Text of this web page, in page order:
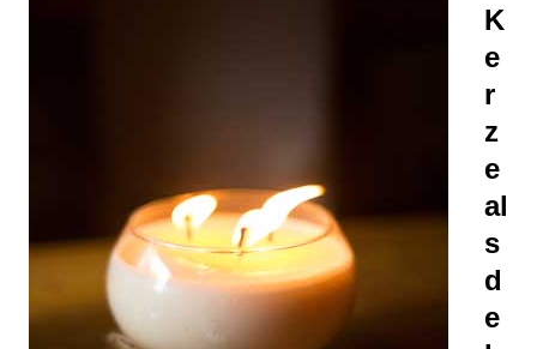
K
e
r
z
e
al
s
d
e